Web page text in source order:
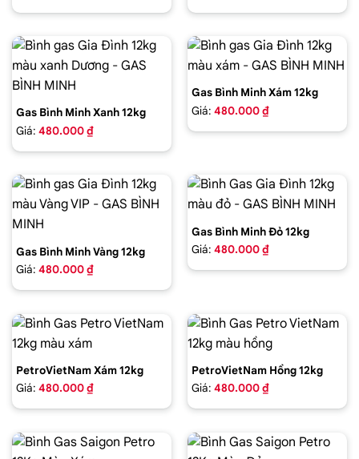
Gas Bình Minh Xanh 12kg
Giá: 480.000 ₫
Gas Bình Minh Xám 12kg
Giá: 480.000 ₫
Gas Bình Minh Vàng 12kg
Giá: 480.000 ₫
Gas Bình Minh Đỏ 12kg
Giá: 480.000 ₫
PetroVietNam Xám 12kg
Giá: 480.000 ₫
PetroVietNam Hồng 12kg
Giá: 480.000 ₫